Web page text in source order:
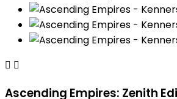
 
Ascending Empires: Zenith